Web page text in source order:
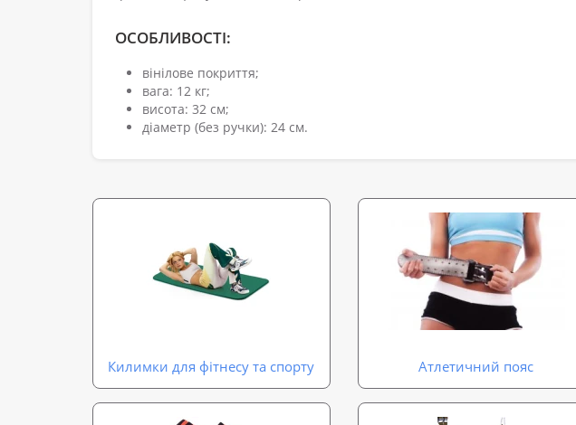
ОСОБЛИВОСТІ:
вінілове покриття;
вага: 12 кг;
висота: 32 см;
діаметр (без ручки): 24 см.
Килимки для фітнесу та спорту Атлетичний пояс